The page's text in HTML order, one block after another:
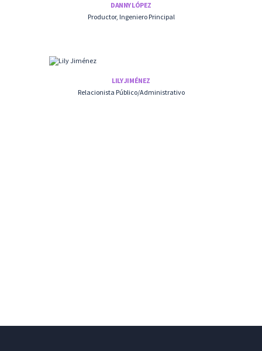
DANNY LÓPEZ
Productor, Ingeniero Principal
LILY JIMÉNEZ
Relacionista Público/Administrativo